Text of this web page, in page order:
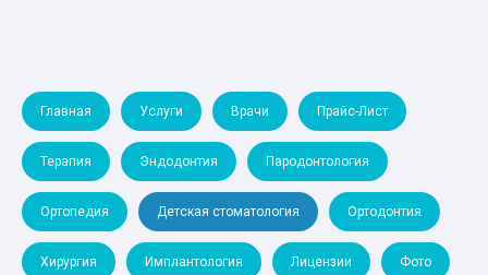
Главная Услуги Врачи Прайс-Лист
Терапия Эндодонтия Пародонтология
Ортопедия Детская стоматология Ортодонтия
Хирургия Имплантология Лицензии Фото